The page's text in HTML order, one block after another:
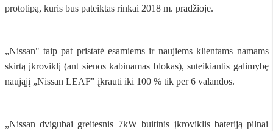
prototipą, kuris bus pateiktas rinkai 2018 m. pradžioje.
„Nissan" taip pat pristatė esamiems ir naujiems klientams namams
skirtą įkroviklį (ant sienos kabinamas blokas), suteikiantis galimybę
naująjį „Nissan LEAF" įkrauti iki 100 % tik per 6 valandos.
„Nissan dvigubai greitesnis 7kW buitinis įkroviklis bateriją pilnai